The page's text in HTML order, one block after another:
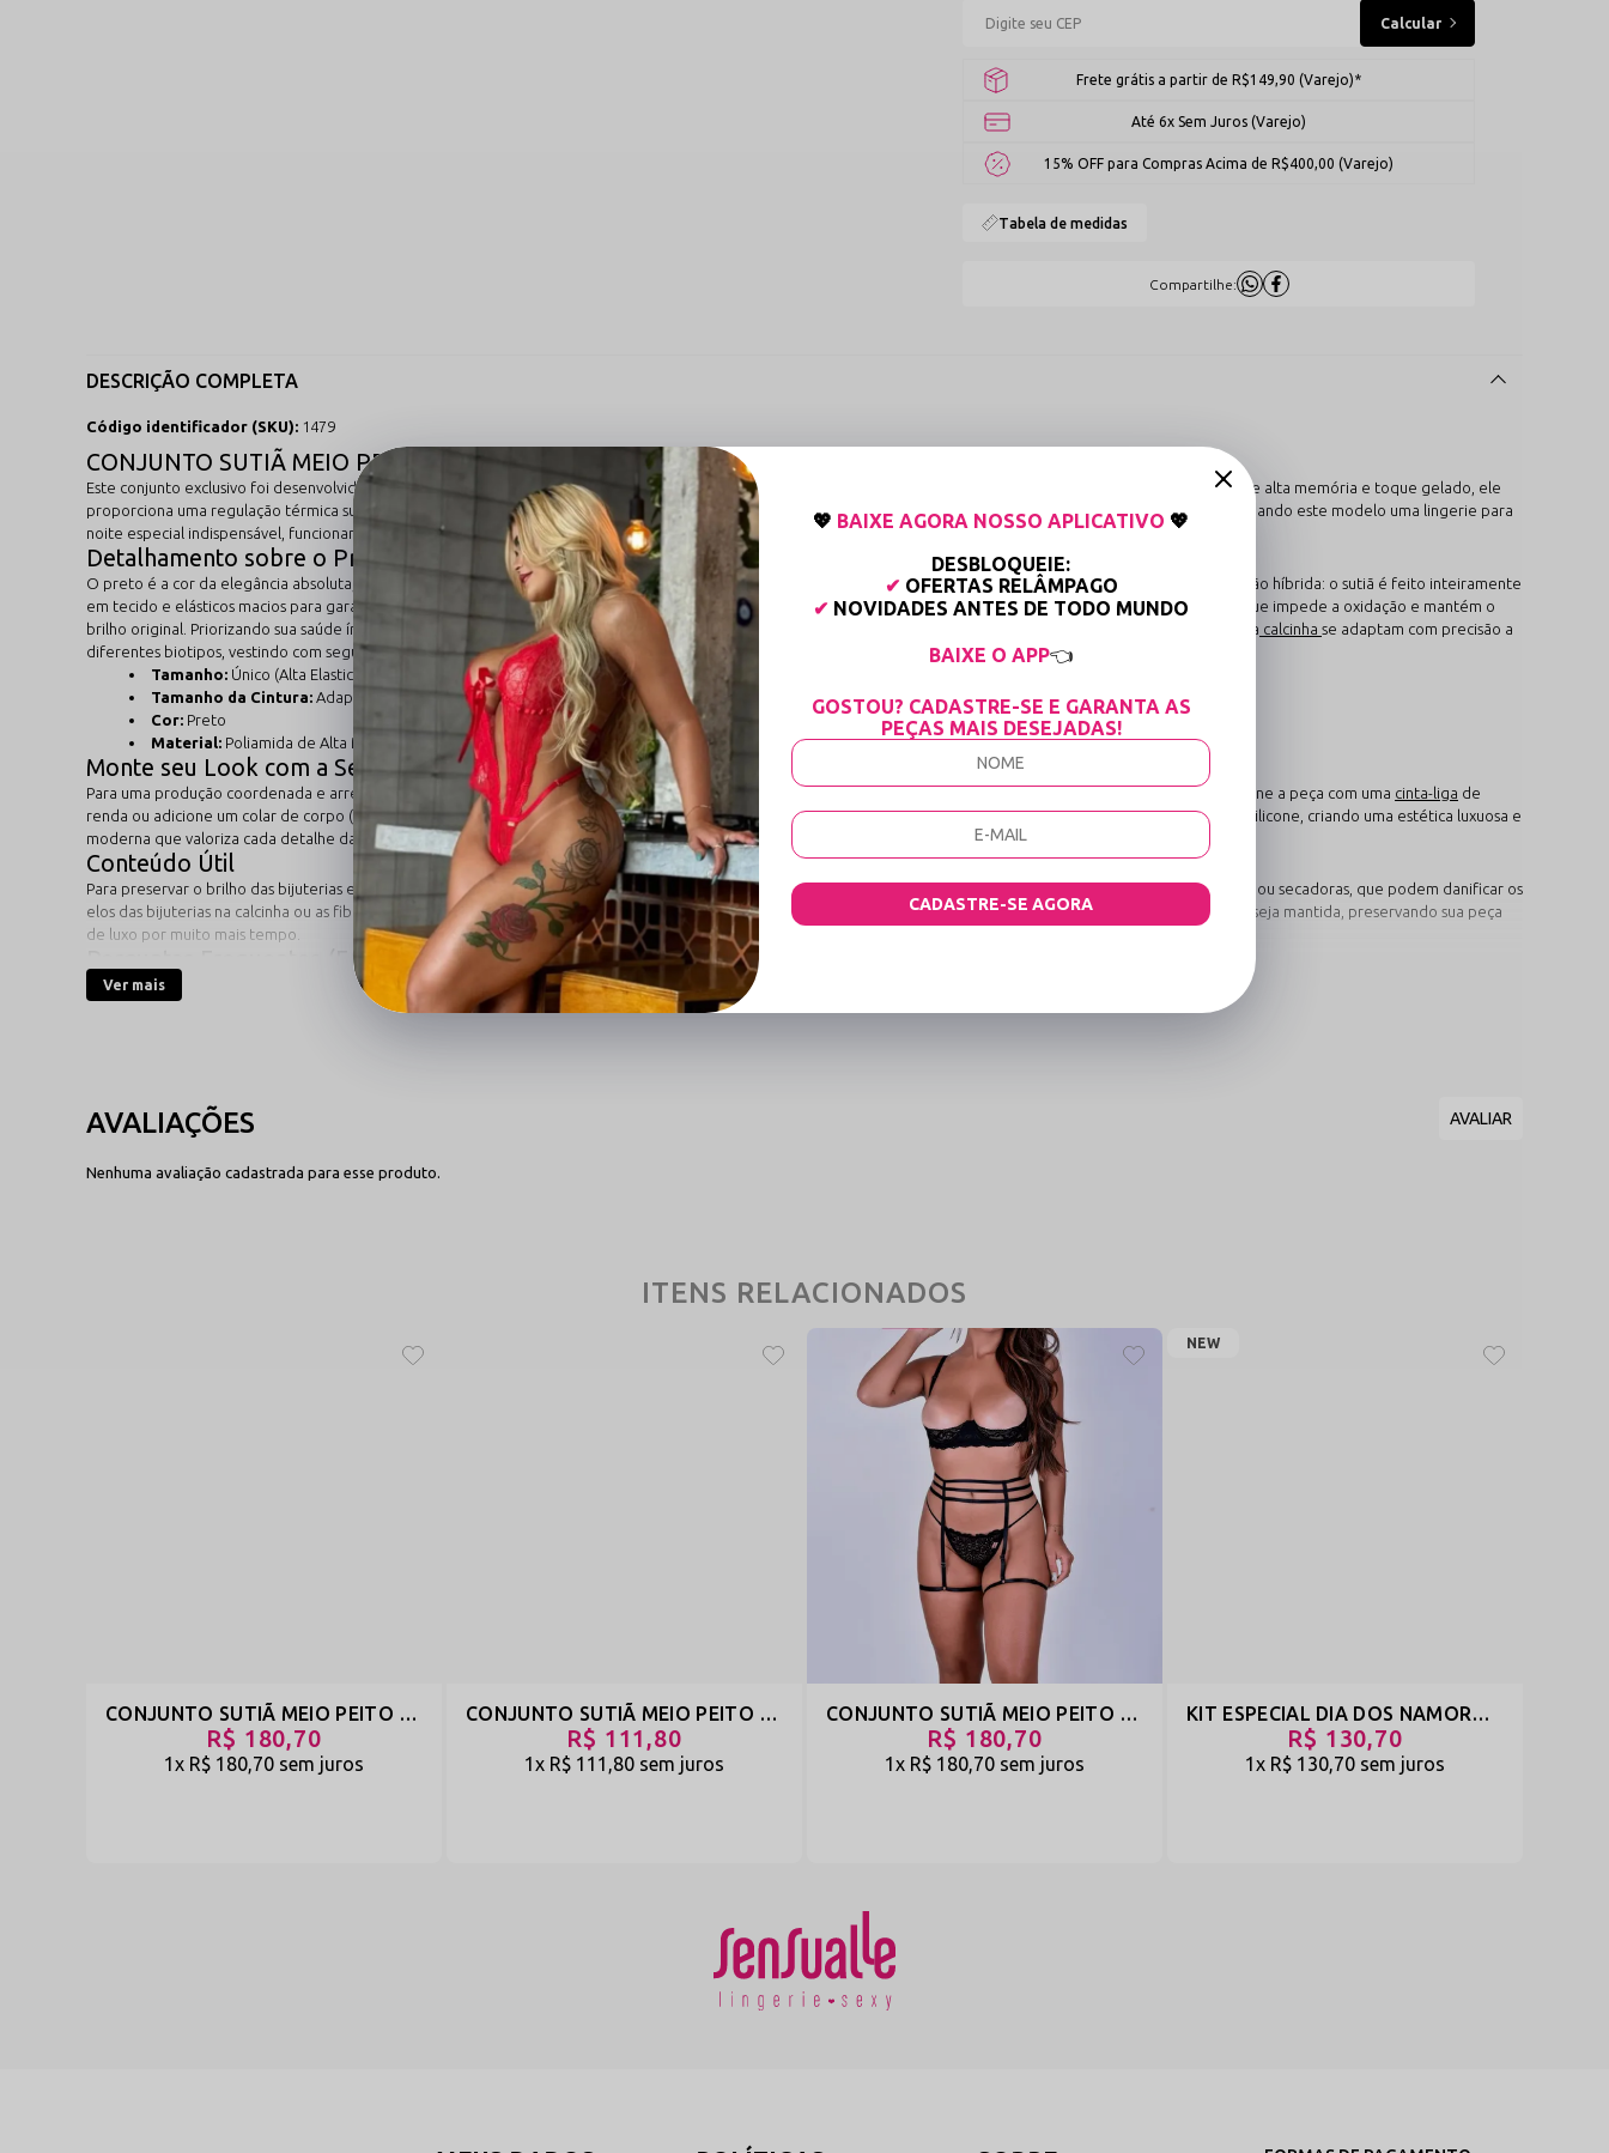
Frete grátis a partir de R$149,90 (Varejo)*
Até 6x Sem Juros (Varejo)
15% OFF para Compras Acima de R$400,00 (Varejo)
Tabela de medidas
Compartilhe:
DESCRIÇÃO COMPLETA
Código identificador (SKU): 1479
CONJUNTO SUTIÃ MEIO PEITO E CALCINHA SÓ O FIO COM BIJU PRETO
Este conjunto exclusivo foi desenvolvido para mulheres que desejam romper com o óbvio e apostar em uma estética de alta sedução. Confeccionado com poliamida de alta memória e toque gelado, ele
proporciona uma regulação térmica superior, mantendo o conforto em momentos de alta intensidade. O sutiã meio peito valoriza o colo de forma única e natural, tornando este modelo uma lingerie para
noite especial indispensável, funcionando também como uma lingerie sexy de luxo para quem busca um visual de lingerie sensual inesquecível.
Detalhamento sobre o Produto e a Cor
O preto é a cor da elegância absoluta, servindo como o contraste perfeito para destacar o brilho das bijuterias. Um diferencial técnico deste conjunto é a sua construção híbrida: o sutiã é feito inteiramente
em tecido e elásticos macios para garantir zero atrito e conforto total, enquanto a calcinha recebe argolas de metal e bijuterias com exclusivo banho antioxidante, o que impede a oxidação e mantém o
brilho original. Priorizando sua saúde íntima, a calcinha conta com forro 100% algodão. Por ser um modelo de tamanho único com alta elasticidade, tanto o top quanto a calcinha se adaptam com precisão a
diferentes biotipos, vestindo com segurança e suavidade.
Tamanho: Único (Alta Elasticidade)
Tamanho da Cintura: Adaptável com regulagem
Cor: Preto
Material: Poliamida de Alta Memória e Bijuterias (apenas na calcinha)
Monte seu Look com a Sensualle
Para uma produção coordenada e arrebatadora, utilize o conjuntocompleto para destacar as linhas do corpo. Se o objetivo é elevar o conceito de , combine a peça com uma cinta-liga de
renda ou adicione um colar de corpo ( body chain ) em strass coordenado. Para um momento de sedução mais clássico, finalize com umameia 7/8com acabamento em silicone, criando uma estética luxuosa e
moderna que valoriza cada detalhe da sua silhueta.
Conteúdo Útil
Para preservar o brilho das bijuterias e a integridade da poliamida, a lavagem manual com sabão neutro é estritamente recomendada. Jamais utilize máquinas de lavar ou secadoras, que podem danificar os
elos das bijuterias na calcinha ou as fibras delicadas do sutiã. A secagem deve ser feita sempre à sombra para garantir que o preto permaneça intenso e a elasticidade seja mantida, preservando sua peça
de luxo por muito mais tempo.
Perguntas Frequentes (FAQ)
1. O sutiã possui aros ou reguladores de metal que possam incomodar?
De forma alguma. Todos os metais utilizados na calcinha recebem um
premium. Esse tratamento evita o escurecimento e garante um contato suave com a pele, mantendo
o brilho luxuoso da peça por muito mais tempo, mesmo após as lavagens.
3. Como o tamanho único se ajusta perfeitamente em corpos diferentes?
Ver mais
Nenhuma avaliação cadastrada para esse produto.
ITENS RELACIONADOS
CONJUNTO SUTIÃ MEIO PEITO CALCINHA SÓ O FIO E CINTA COM PERNEIRA - NAMORADO. MEIGA E JOVEM - BRANCO - REF 1495
R$ 180,70
1x R$ 180,70 sem juros
CONJUNTO SUTIÃ MEIO PEITO E CALCINHA SÓ O FIO COM BIJU - NAMORADO E MEIGA - PRETO - REF 1479
R$ 111,80
1x R$ 111,80 sem juros
CONJUNTO SUTIÃ MEIO PEITO CALCINHA SÓ O FIO E CINTA COM PERNEIRA - NAMORADO. MEIGA E JOVEM - PRETO - REF 1614
R$ 180,70
1x R$ 180,70 sem juros
NEW
KIT ESPECIAL DIA DOS NAMORADOS COM 3 CALCINHAS TAILANDESA COM REGULAGEM - PRETO-VERMELHO-BRANCO - REF 1926
R$ 130,70
1x R$ 130,70 sem juros
💖 BAIXE AGORA NOSSO APLICATIVO 💖
DESBLOQUEIE:
✔ OFERTAS RELÂMPAGO
✔ NOVIDADES ANTES DE TODO MUNDO
BAIXE O APP👈
GOSTOU? CADASTRE-SE E GARANTA AS
PEÇAS MAIS DESEJADAS!
CADASTRE-SE AGORA